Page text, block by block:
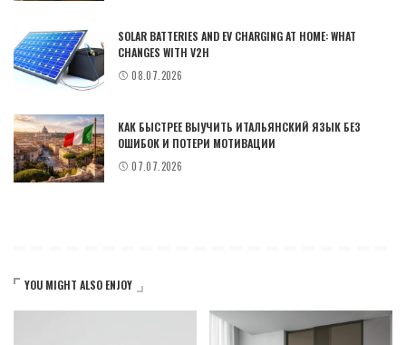
SOLAR BATTERIES AND EV CHARGING AT HOME: WHAT
CHANGES WITH V2H
08.07.2026
КАК БЫСТРЕЕ ВЫУЧИТЬ ИТАЛЬЯНСКИЙ ЯЗЫК БЕЗ
ОШИБОК И ПОТЕРИ МОТИВАЦИИ
07.07.2026
YOU MIGHT ALSO ENJOY